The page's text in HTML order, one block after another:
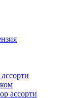
ассорти